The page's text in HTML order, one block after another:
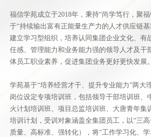
福信学苑成立于2018年，秉持“尚学笃行，聚
于“持续输出富有正能量生产力的人才供应链
建立学习型组织，培养认同集团企业文化、有
任感、管理能力和业务能力强的领导人才及干
体员工职业素养，促进集团业务更好更快发展。
学苑基于“培养经营才干、提升专业能力”两大
岗位设定专项培训班，包括领导干部培训班、
火计划培训班、项目总监培训班、大唐青年集
培训计划，受训对象涵盖全集团员工，以“三
质量、高标准、强转化），将“工作学习化、